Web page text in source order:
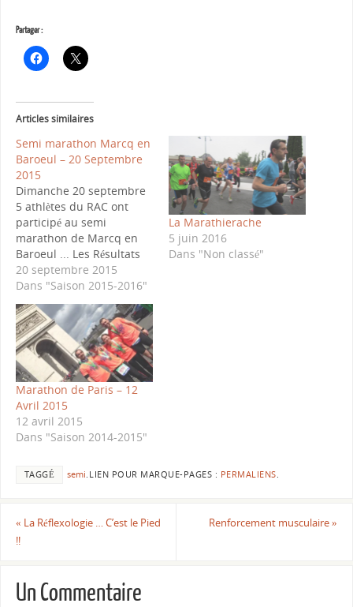
Partager :
Articles similaires
Semi marathon Marcq en
Baroeul – 20 Septembre
2015
Dimanche 20 septembre
5 athlètes du RAC ont
participé au semi
marathon de Marcq en
Baroeul ... Les Résultats
Deprez Olivier:1h36
Didier Sébastien :1h47
Herve Franck:1h49’34"
Miller Sylviane :1h50’11"
20 septembre 2015
Dans "Saison 2015-2016"
La Marathierache
5 juin 2016
Dans "Non classé"
Marathon de Paris – 12
Avril 2015
12 avril 2015
Dans "Saison 2014-2015"
TAGGÉ semi LIEN POUR MARQUE-PAGES : PERMALIENS
« La Réflexologie … C’est le Pied
!!
Renforcement musculaire»
Un Commentaire